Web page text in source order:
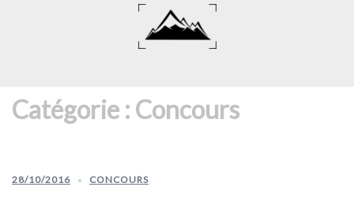
Catégorie : Concours
28/10/2016 CONCOURS